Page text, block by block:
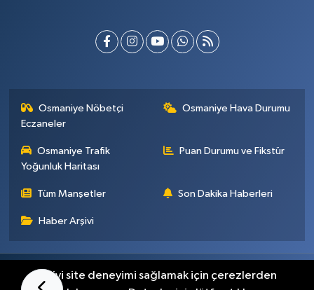
Osmaniye Nöbetçi
Eczaneler
Osmaniye Hava Durumu
Osmaniye Trafik
Yoğunluk Haritası
Puan Durumu ve Fikstür
Tüm Manşetler Son Dakika Haberleri
Haber Arşivi
Künye İletişim Gizlilik Sözleşmesi
En iyi site deneyimi sağlamak için çerezlerden